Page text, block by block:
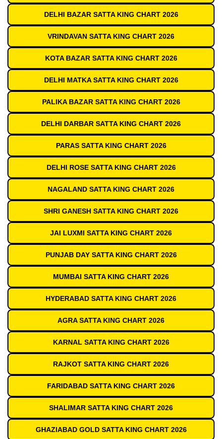
DELHI BAZAR SATTA KING CHART 2026
VRINDAVAN SATTA KING CHART 2026
KOTA BAZAR SATTA KING CHART 2026
DELHI MATKA SATTA KING CHART 2026
PALIKA BAZAR SATTA KING CHART 2026
DELHI DARBAR SATTA KING CHART 2026
PARAS SATTA KING CHART 2026
DELHI ROSE SATTA KING CHART 2026
NAGALAND SATTA KING CHART 2026
SHRI GANESH SATTA KING CHART 2026
JAI LUXMI SATTA KING CHART 2026
PUNJAB DAY SATTA KING CHART 2026
MUMBAI SATTA KING CHART 2026
HYDERABAD SATTA KING CHART 2026
AGRA SATTA KING CHART 2026
KARNAL SATTA KING CHART 2026
RAJKOT SATTA KING CHART 2026
FARIDABAD SATTA KING CHART 2026
SHALIMAR SATTA KING CHART 2026
GHAZIABAD GOLD SATTA KING CHART 2026